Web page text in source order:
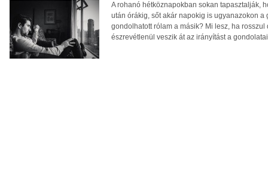
A rohanó hétköznapokban sokan tapasztalják,
után órákig, sőt akár napokig is ugyanazokon
gondolhatott rólam a másik? Mi lesz, ha
észrevétlenül veszik át az irányítást a